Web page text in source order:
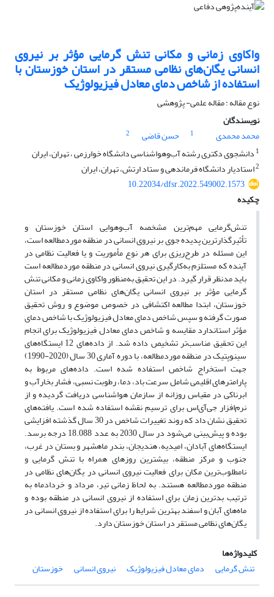
واکاوی زمانی و مکانی تنش گرمایی مؤثر بر نیروی
انسانی یگان‌های نظامی مستقر در استان خوزستان با
استفاده از شاخص دمای معادل فیزیولوژیک
نوع مقاله : مقاله علمی- پژوهشی
نویسندگان
محمد محمدی
1 حسن قاضی
2
1 دانشجوی دکتری رشته آب‌و‌هواشناسی دانشگاه خوارزمی ، تهران، ایران
2استادیار دانشگاه فرماندهی و ستاد ارتش، تهران، ایران
10.22034/dfsr.2022.549002.1573
چکیده
تنش‌گرمایی مهم‌ترین مشخصه آب‌وهوایی استان خوزستان و
تأثیرگذارترین پدیده جوی بر نیروی انسانی در منطقه موردمطالعه است،
این مسئله در طرح‌ریزی برای هر نوع مأموریت و یا فعالیت نظامی در
آینده که مستلزم به‌کارگیری نیروی انسانی در منطقه موردمطالعه است
باید مدنظر قرار گیرد. در این تحقیق به‌منظور واکاوی زمانی و مکانی تنش
گرمایی مؤثر بر نیروی انسانی یگان‌های نظامی مستقر در استان
خوزستان، ابتدا مطالعه اکتشافی در خصوص موضوع و روش تحقیق
صورت گرفته و سپس شاخص دمای معادل فیزیولوژیک با شاخص دمای
مؤثر استاندارد مقایسه و شاخص دمای معادل فیزیولوژیک برای انجام
این تحقیق مناسب‌تر تشخیص داده شد. از داده‌های 12 ایستگاه‌های
سینوپتیک در منطقه موردمطالعه، با دوره آماری 30 سال (2020-1990)
جهت استخراج شاخص استفاده ‌شده است. داده‌های مربوط به
پارامترهای اقلیمی شامل سرعت باد،‌ دما، رطوبت نسبی، فشار بخارآب و
ابرناکی در مقیاس روزانه از سازمان هواشناسی دریافت گردیده و از
نرم‌افزار جی‌آی‌اس برای ترسیم نقشه استفاده ‌شده است. یافته‌های
تحقیق نشان داد که روند تغییرات شاخص در 30 سال گذشته افزایشی
بوده و پیش‌بینی می‌شود در سال 2030 به عدد 18.088 درجه برسد.
ایستگاه‌های آبادان، امیدیه، هندیجان، بندر ماهشهر و بستان در غرب،
جنوب و مرکز منطقه، بیشترین روزهای همراه با تنش گرمایی و
نامطلوب‌ترین مکان برای فعالیت نیروی انسانی در یگان‌های نظامی در
منطقه موردمطالعه هستند. به لحاظ زمانی تیر، مرداد و خردادماه به
ترتیب بدترین زمان برای استفاده از نیروی انسانی در منطقه بوده و
ماه‌های آبان و اسفند بهترین شرایط را برای استفاده از نیروی انسانی در
یگان‌های نظامی مستقر در استان خوزستان دارد.
کلیدواژه‌ها
تنش گرمایی
دمای معادل فیزیولوژیک نیروی انسانی خوزستان